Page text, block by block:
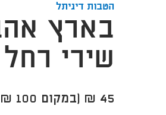
הטבות דיגיתל
בארץ
שירי
45 ₪ (במקום 100 ₪)